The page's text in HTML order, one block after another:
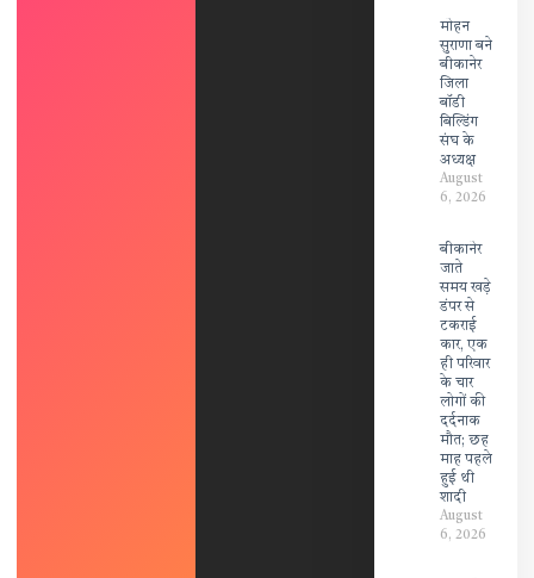
मोहन
सुराणा बने
बीकानेर
जिला
बॉडी
बिल्डिंग
संघ के
अध्यक्ष
August
6, 2026
बीकानेर
जाते
समय खड़े
डंपर से
टकराई
कार, एक
ही परिवार
के चार
लोगों की
दर्दनाक
मौत; छह
माह पहले
हुई थी
शादी
August
6, 2026